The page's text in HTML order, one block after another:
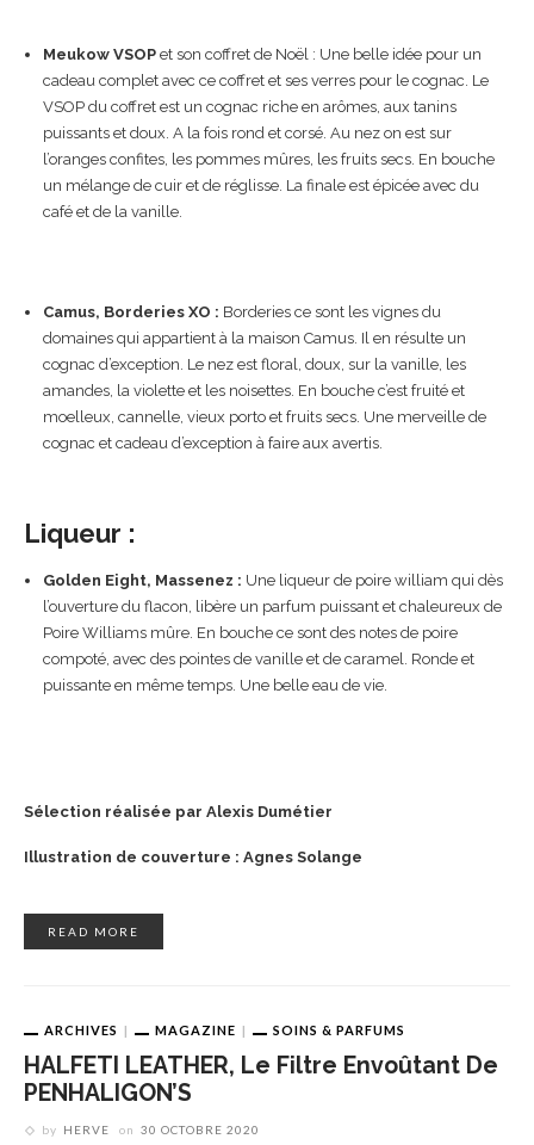
Meukow VSOP et son coffret de Noël : Une belle idée pour un
cadeau complet avec ce coffret et ses verres pour le cognac. Le
VSOP du coffret est un cognac riche en arômes, aux tanins
puissants et doux. A la fois rond et corsé. Au nez on est sur
l’oranges confites, les pommes mûres, les fruits secs. En bouche
un mélange de cuir et de réglisse. La finale est épicée avec du
café et de la vanille.
Camus, Borderies XO : Borderies ce sont les vignes du
domaines qui appartient à la maison Camus. Il en résulte un
cognac d’exception. Le nez est floral, doux, sur la vanille, les
amandes, la violette et les noisettes. En bouche c’est fruité et
moelleux, cannelle, vieux porto et fruits secs. Une merveille de
cognac et cadeau d’exception à faire aux avertis.
Liqueur :
Golden Eight, Massenez : Une liqueur de poire william qui dès
l’ouverture du flacon, libère un parfum puissant et chaleureux de
Poire Williams mûre. En bouche ce sont des notes de poire
compoté, avec des pointes de vanille et de caramel. Ronde et
puissante en même temps. Une belle eau de vie.
Sélection réalisée par Alexis Dumétier
Illustration de couverture : Agnes Solange
READ MORE
ARCHIVES MAGAZINE SOINS & PARFUMS
HALFETI LEATHER, Le Filtre Envoûtant De
PENHALIGON’S
by HERVE on 30 OCTOBRE 2020